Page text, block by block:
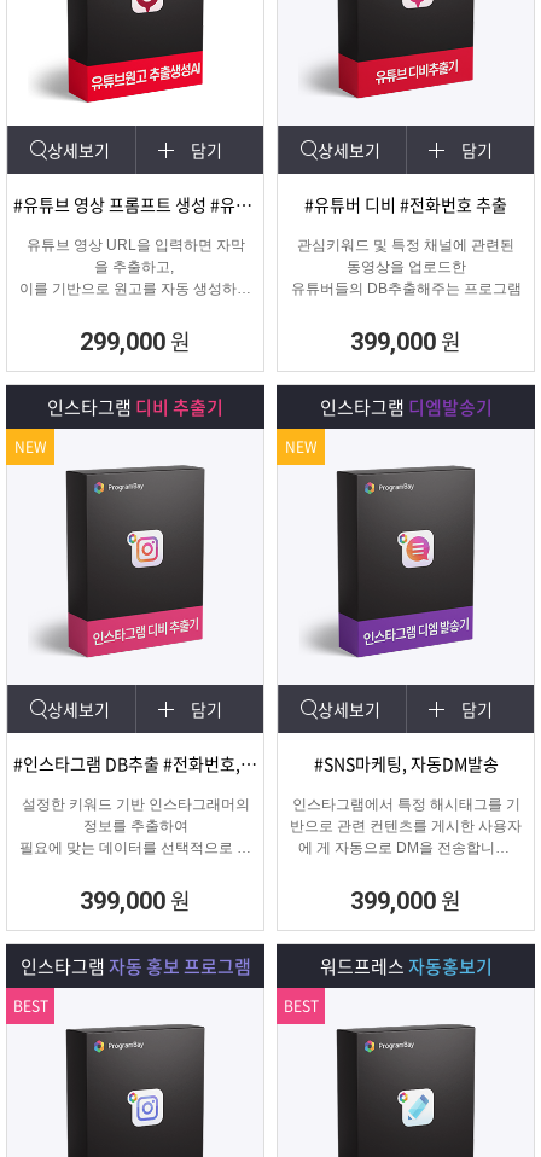
상세보기 담기
#유튜브 영상 프롬프트 생성 #유튜브 영상제작
유튜브 영상 URL을 입력하면 자막
을 추출하고,
이를 기반으로 원고를 자동 생성하는
프로그램입니다.
299,000 원
상세보기 담기
#유튜버 디비 #전화번호 추출
관심키워드 및 특정 채널에 관련된
동영상을 업로드한
유튜버들의 DB추출해주는 프로그램
399,000 원
인스타그램 디비 추출기
상세보기 담기
#인스타그램 DB추출 #전화번호, 이메일 추출
설정한 키워드 기반 인스타그래머의
정보를 추출하여
필요에 맞는 데이터를 선택적으로 수
399,000 원
NEW
인스타그램 디엠발송기
상세보기 담기
#SNS마케팅, 자동DM발송
인스타그램에서 특정 해시태그를 기
반으로 관련 컨텐츠를 게시한 사용자
에 게 자동으로 DM을 전송합니다.
수 등 특정 타겟의 인스타그래머에게
DM을 발송하여 관심을 끌 수 있습니
다.
399,000 원
NEW
인스타그램자동 홍보 프로그램
BEST
워드프레스자동홍보기
BEST